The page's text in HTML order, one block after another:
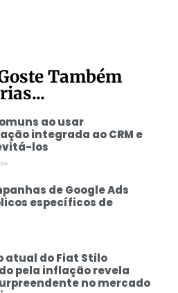
Também
ao usar
integrada ao CRM e
los
de Google Ads
específicos de
atual do Fiat Stilo
pela inflação revela
no mercado